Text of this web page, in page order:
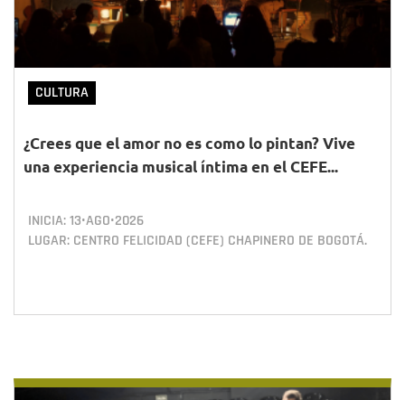
CULTURA
¿Crees que el amor no es como lo pintan? Vive
una experiencia musical íntima en el CEFE...
INICIA:13•AGO•2026
LUGAR: CENTRO FELICIDAD (CEFE) CHAPINERO DE BOGOTÁ.